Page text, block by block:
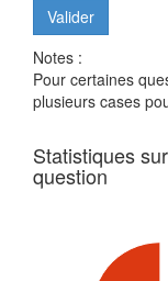
Notes :
Pour certaines
plusieurs cases
Statistiques
question